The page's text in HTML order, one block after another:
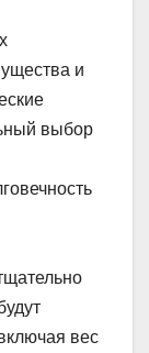
и
выбор
вес